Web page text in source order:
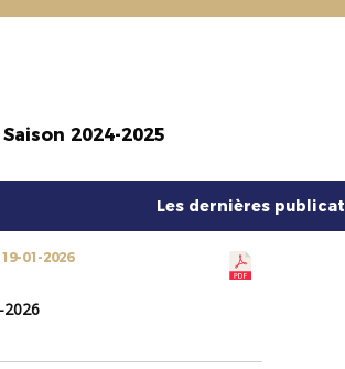
Saison 2024-2025
Les dernières
01-2026
2026